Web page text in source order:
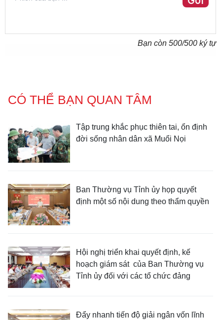
Bạn còn 500/500 ký tự
CÓ THỂ BẠN QUAN TÂM
Tập trung khắc phục thiên tai, ổn định
đời sống nhân dân xã Muổi Nọi
Ban Thường vụ Tỉnh ủy họp quyết
định một số nội dung theo thẩm quyền
Hội nghị triển khai quyết định, kế
hoạch giám sát của Ban Thường vụ
Tỉnh ủy đối với các tổ chức đảng
Đẩy nhanh tiến độ giải ngân vốn lĩnh